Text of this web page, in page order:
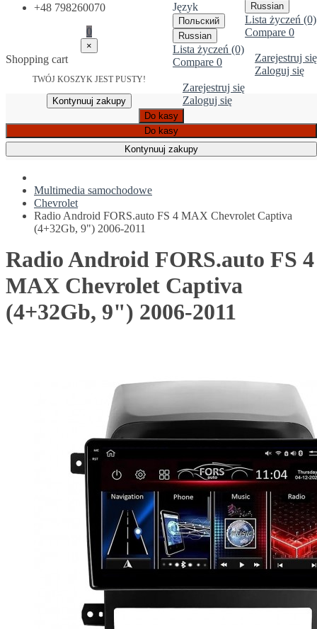
Russian
Lista życzeń (0)
Compare 0
Zarejestruj się
Zaloguj się
Język
Польский
Russian
Lista życzeń (0)
Compare 0
Zarejestruj się
Zaloguj się
+48 798260070
0
×
Shopping cart
TWÓJ KOSZYK JEST PUSTY!
Kontynuuj zakupy
Do kasy
Do kasy
Kontynuuj zakupy
Multimedia samochodowe
Chevrolet
Radio Android FORS.auto FS 4 MAX Chevrolet Captiva
(4+32Gb, 9") 2006-2011
Radio Android FORS.auto FS 4
MAX Chevrolet Captiva
(4+32Gb, 9") 2006-2011